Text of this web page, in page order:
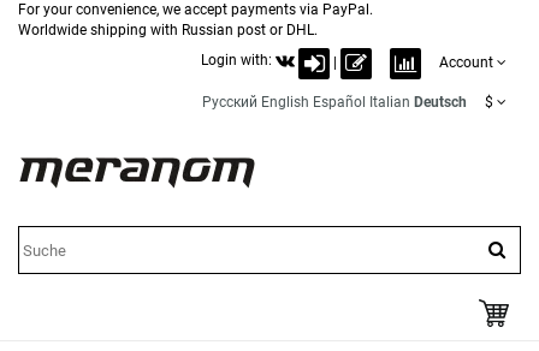
For your convenience, we accept payments via PayPal.
Worldwide shipping with Russian post or DHL.
Login with:
Account
Русский English Español Italian Deutsch $